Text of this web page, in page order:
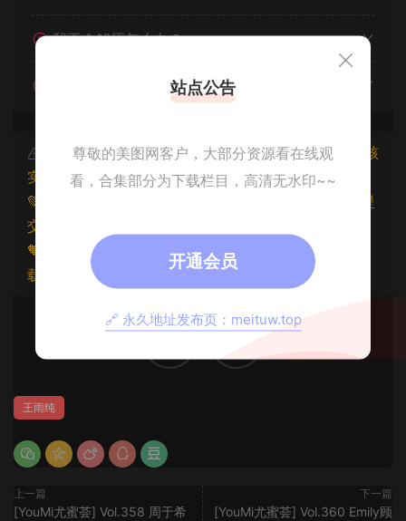
我不会解压怎么办？
遇见其他问题怎么办？
本文资源仅供个人参考学习，请勿批量搬运，一经核
实将封禁账号权限！
💚本文资源均来源网友分享，若侵犯了您的权益可以提
交工单处理。
🧡原文链接：
https://www.znjxg.com/460.html
载请注明出处。
王雨纯
上一篇
[YouMi尤蜜荟] Vol.358 周于希
下一篇
[YouMi尤蜜荟] Vol.360 Emily顾
站点公告
尊敬的美图网客户，大部分资源看在线观
看，合集部分为下载栏目，高清无水印~~
开通会员
🔗 永久地址发布页：meituw.top